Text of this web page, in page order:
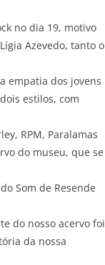
no dia 19, motivo
Azevedo, tanto o
empatia dos jovens
estilos, com
RPM, Paralamas
do museu, que se
Som de Resende
do nosso acervo foi
da nossa